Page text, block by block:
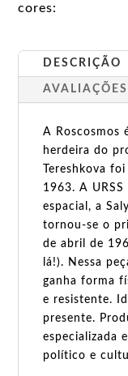
cores:
DESCRIÇÃO
A Roscosmos
herdeira do
Tereshkova
1963. A
espacial, a
tornou-se o
de abril de
lá!). Nessa
ganha forma
e resistente.
presente.
especializada
político e